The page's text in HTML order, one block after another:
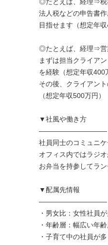
法人税などの申告書
目指せます（想定年
◎たとえば、経理⇒営
まずは担当クライア
を経験（想定年収400
その後、クライアン
（想定年収500万円）
▼社風や働き方
――――――――――
社員同士のコミュニ
オフィス内ではラジ
お弁当を持参してラ
▼配属先情報
――――――――――
・男女比：女性社員
・年齢層：幅広い年
・子育て中の社員が